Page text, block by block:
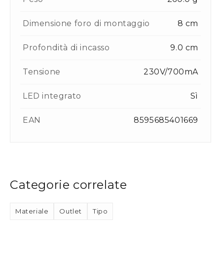
Categorie correlate
Materiale Outlet Tipo
Dimensione foro di montaggio 8 cm
Profondità di incasso 9.0 cm
Tensione 230V/700mA
LED integrato Sì
EAN 8595685401669